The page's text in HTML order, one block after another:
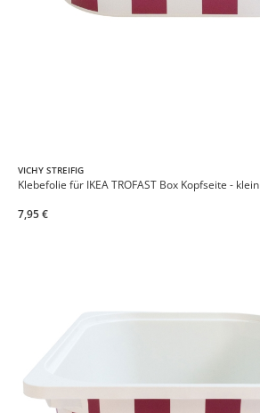
VICHY STREIFIG
Klebefolie für IKEA TROFAST Box Kopfseite - klein
7,95 €